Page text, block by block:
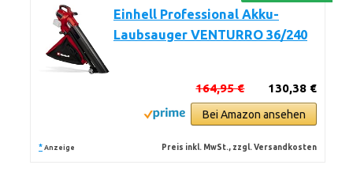
Einhell Professional Akku-
Laubsauger VENTURRO 36/240
130,38 €
164,95 €
Bei Amazon ansehen
* Anzeige Preis inkl. MwSt., zzgl. Versandkosten